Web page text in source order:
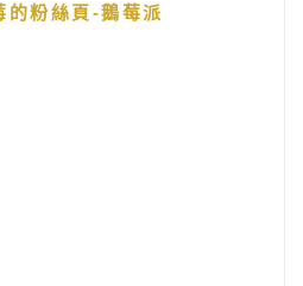
的粉絲頁-鵝莓派